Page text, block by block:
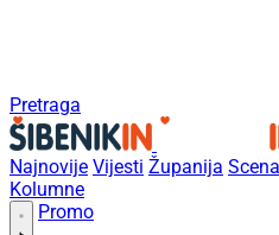
Pretraga
Najnovije Vijesti Županija Scena
Kolumne
Promo